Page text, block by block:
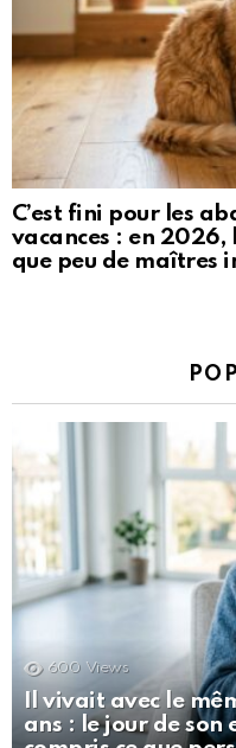
C’est fini pour les
vacances : en
que peu de maîtres
600 Views
Il vivait avec le
ans : le jour de son